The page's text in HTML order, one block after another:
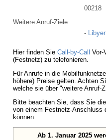
00218
Weitere Anruf-Ziele:
-
Hier finden Sie Call-by-Call Vor-
(Festnetz) zu telefonieren.
Für Anrufe in die
höhere) Preise gelten. Achten
welche sie über "weitere Anruf-
Bitte beachten Sie, dass Sie
von einem Festnetz-Anschluss
können.
Ab 1. Januar 2025